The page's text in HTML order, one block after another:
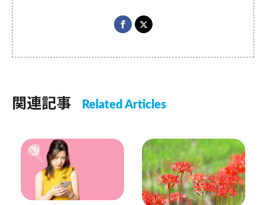
関連記事 Related Articles